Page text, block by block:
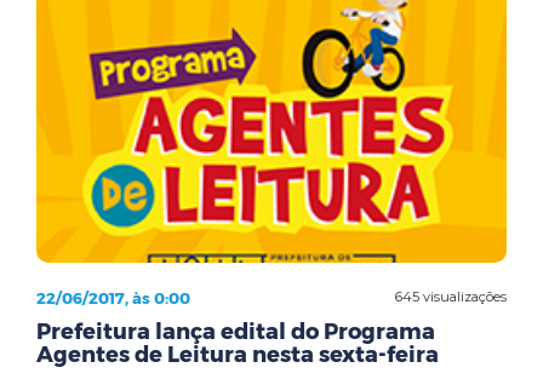
645 visualizações
22/06/2017, às 0:00
Prefeitura lança edital do Programa
Agentes de Leitura nesta sexta-feira